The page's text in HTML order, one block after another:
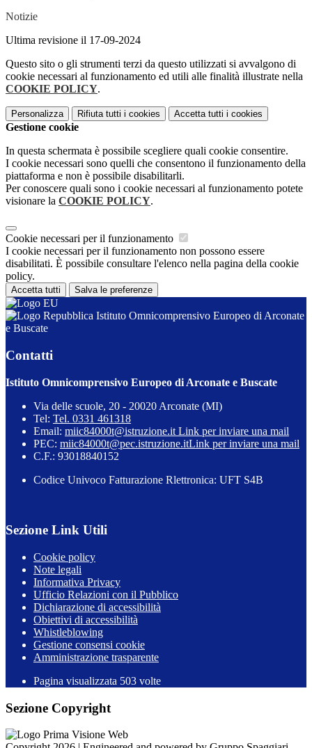
Notizie
Ultima revisione il 17-09-2024
Questo sito o gli strumenti terzi da questo utilizzati si avvalgono di
cookie necessari al funzionamento ed utili alle finalità illustrate nella
COOKIE POLICY.
Personalizza Rifiuta tutti i cookies Accetta tutti i cookies
Gestione cookie
In questa schermata è possibile scegliere quali cookie consentire.
I cookie necessari sono quelli che consentono il funzionamento della
piattaforma e non è possibile disabilitarli.
Per conoscere quali sono i cookie necessari al funzionamento potete
visionare la COOKIE POLICY.
Cookie necessari per il funzionamento
I cookie necessari per il funzionamento non possono essere
disabilitati. È possibile consultare l'elenco nella pagina della cookie
policy.
Accetta tutti Salva le preferenze
Istituto Omnicomprensivo Europeo di Arconate
e Buscate
Contatti
Istituto Omnicomprensivo Europeo di Arconate e Buscate
Via delle scuole, 20 - 20020 Arconate (MI)
Tel: Tel. 0331 461318
Email: miic84000t@istruzione.it Link per inviare una mail
PEC: miic84000t@pec.istruzione.itLink per inviare una mail
C.F.: 93018840152
Codice Univoco Fatturazione Rlettronica: UFT S4B
Sezione Link Utili
Cookie policy
Note legali
Informativa Privacy
Ufficio Relazioni con il Pubblico
Dichiarazione di accessibilità
Obiettivi di accessibilità
Whistleblowing
Gestione consensi cookie
Amministrazione trasparente
Pagina visualizzata 503 volte
Sezione Copyright